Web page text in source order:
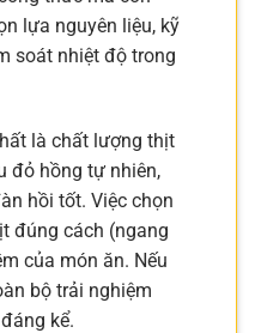
lựa nguyên liệu, kỹ
soát nhiệt độ trong
là chất lượng thịt
đỏ hồng tự nhiên,
hồi tốt. Việc chọn
đúng cách (ngang
của món ăn. Nếu
bộ trải nghiệm
kể.